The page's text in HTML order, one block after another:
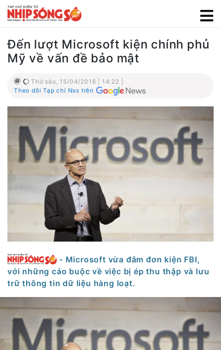
Đến lượt Microsoft kiện chính phủ
Mỹ về vấn đề bảo mật
Thứ sáu, 15/04/2016 | 14:22 |
Theo dõi Tạp chí Nss trên
- Microsoft vừa đâm đơn kiện FBI,
với những cáo buộc về việc bị ép thu thập và lưu
trữ thông tin dữ liệu hàng loạt.